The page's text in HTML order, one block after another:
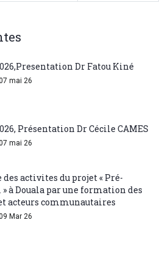
Dr Fatou Kiné
mai 26
Présentation Dr Cécile CAMES
mai 26
activites du projet « Pré-
» à Douala par une formation des
acteurs communautaires
Mar 26